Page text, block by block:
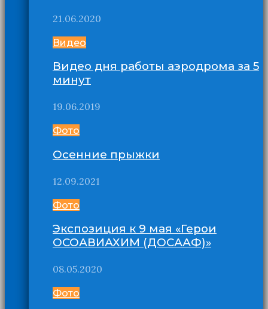
21.06.2020
Видео
Видео дня работы аэродрома за 5
минут
19.06.2019
Фото
Осенние прыжки
12.09.2021
Фото
Экспозиция к 9 мая «Герои
ОСОАВИАХИМ (ДОСААФ)»
08.05.2020
Фото